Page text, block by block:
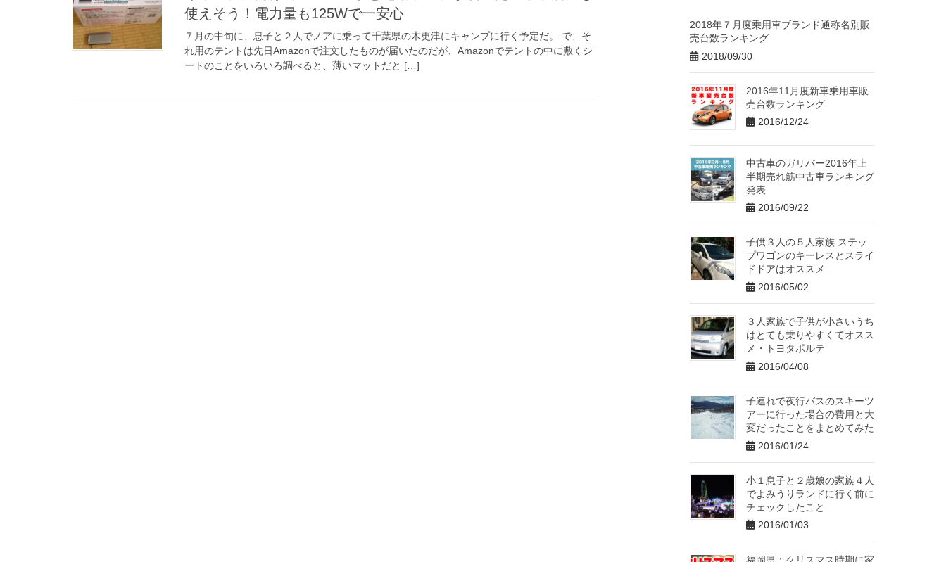
使えそう！電力量も125Wで一安心
７月の中旬に、息子と２人でノアに乗って千葉県の木更津にキャンプに行く予定だ。 で、そ
れ用のテントは先日Amazonで注文したものが届いたのだが、Amazonでテントの中に敷くシ
ートのことをいろいろ調べると、薄いマットだと […]
2018年７月度乗用車ブランド通称名別販
売台数ランキング
2018/09/30
2016年11月度新車乗用車販
売台数ランキング
2016/12/24
中古車のガリバー2016年上
半期売れ筋中古車ランキング
発表
2016/09/22
子供３人の５人家族 ステッ
プワゴンのキーレスとスライ
ドドアはオススメ
2016/05/02
３人家族で子供が小さいうち
はとても乗りやすくてオスス
メ・トヨタポルテ
2016/04/08
子連れで夜行バスのスキーツ
アーに行った場合の費用と大
変だったことをまとめてみた
2016/01/24
小１息子と２歳娘の家族４人
でよみうりランドに行く前に
チェックしたこと
2016/01/03
福岡県：クリスマス時期に家